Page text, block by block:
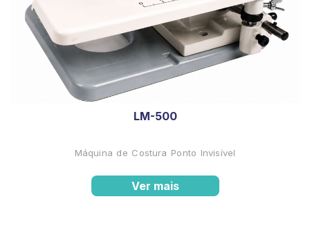
LM-500
Máquina de Costura Ponto Invisível
Ver mais